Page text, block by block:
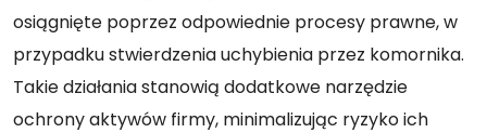
osiągnięte poprzez odpowiednie procesy prawne, w
przypadku stwierdzenia uchybienia przez komornika.
Takie działania stanowią dodatkowe narzędzie
ochrony aktywów firmy, minimalizując ryzyko ich